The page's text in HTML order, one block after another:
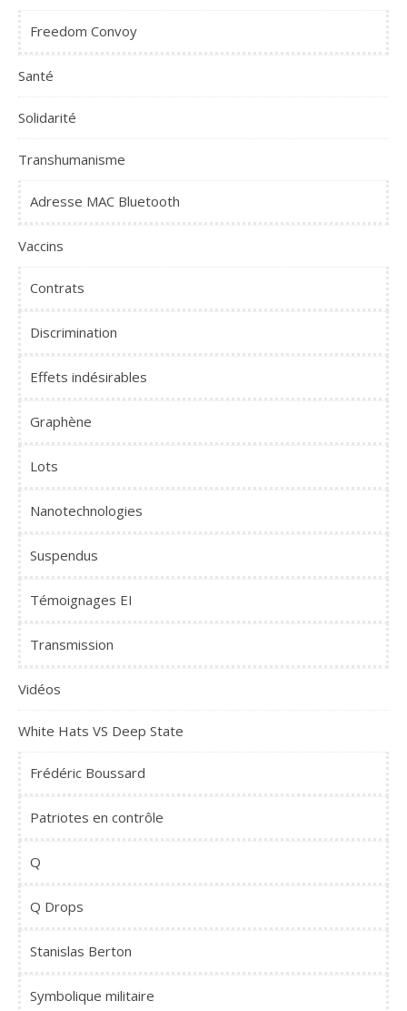
Freedom Convoy
Santé
Solidarité
Transhumanisme
Adresse MAC Bluetooth
Vaccins
Contrats
Discrimination
Effets indésirables
Graphène
Lots
Nanotechnologies
Suspendus
Témoignages EI
Transmission
Vidéos
White Hats VS Deep State
Frédéric Boussard
Patriotes en contrôle
Q
Q Drops
Stanislas Berton
Symbolique militaire